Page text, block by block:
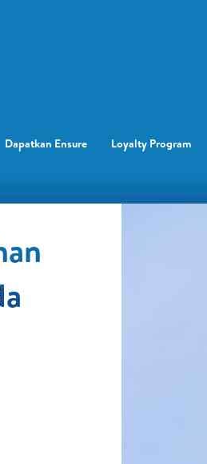
Dapatkan Ensure Loyalty Program​